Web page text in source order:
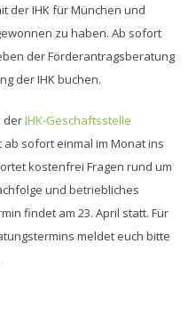
der IHK für München und
zu haben. Ab sofort
der Förderantragsberatung
der IHK buchen.
derIHK-Geschäftsstelle
ab sofort einmal im Monat ins
kostenfrei Fragen rund um
und betriebliches
findet am 23. April statt. Für
meldet euch bitte